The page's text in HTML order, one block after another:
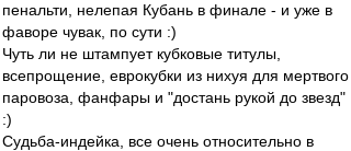
пенальти, нелепая Кубань в финале - и уже в
фаворе чувак, по сути :)
Чуть ли не штампует кубковые титулы,
всепрощение, еврокубки из нихуя для мертвого
паровоза, фанфары и "достань рукой до звезд"
:)
Судьба-индейка, все очень относительно в